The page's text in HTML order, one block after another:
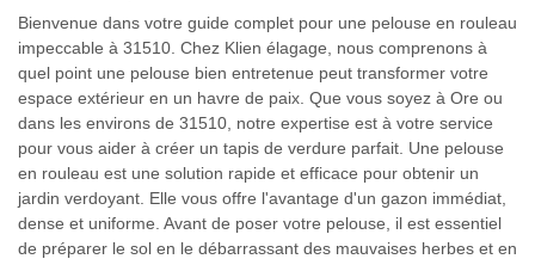
Bienvenue dans votre guide complet pour une pelouse en rouleau
impeccable à 31510. Chez Klien élagage, nous comprenons à
quel point une pelouse bien entretenue peut transformer votre
espace extérieur en un havre de paix. Que vous soyez à Ore ou
dans les environs de 31510, notre expertise est à votre service
pour vous aider à créer un tapis de verdure parfait. Une pelouse
en rouleau est une solution rapide et efficace pour obtenir un
jardin verdoyant. Elle vous offre l'avantage d'un gazon immédiat,
dense et uniforme. Avant de poser votre pelouse, il est essentiel
de préparer le sol en le débarrassant des mauvaises herbes et en